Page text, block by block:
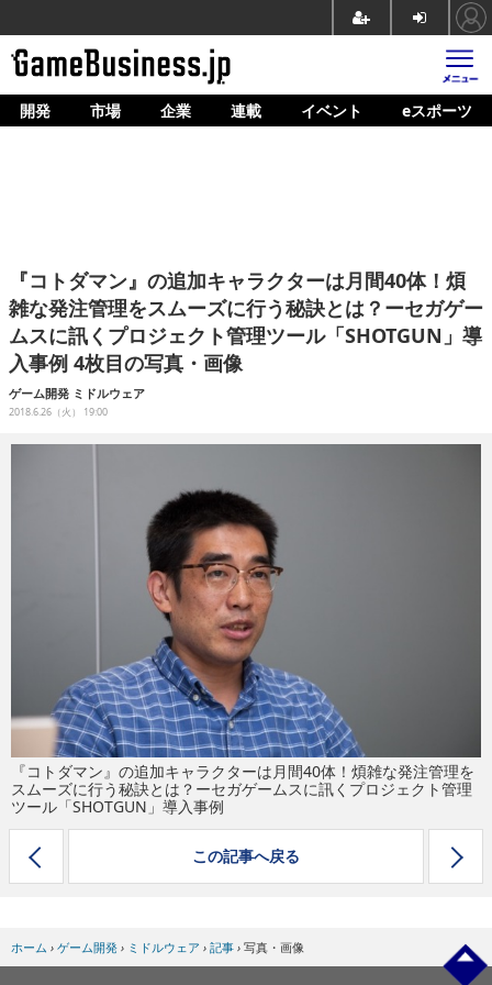
ホーム
企業動向
人材育成
産業政策
開発 市場 企業 連載 イベント eスポーツ
『コトダマン』の追加キャラクターは月間40体！煩
雑な発注管理をスムーズに行う秘訣とは？ーセガゲー
ムスに訊くプロジェクト管理ツール「SHOTGUN」導
入事例 4枚目の写真・画像
ゲーム開発 ミドルウェア
2018.6.26（火） 19:00
『コトダマン』の追加キャラクターは月間40体！煩雑な発注管理を
スムーズに行う秘訣とは？ーセガゲームスに訊くプロジェクト管理
ツール「SHOTGUN」導入事例
この記事へ戻る
ホーム › ゲーム開発 › ミドルウェア › 記事 › 写真・画像